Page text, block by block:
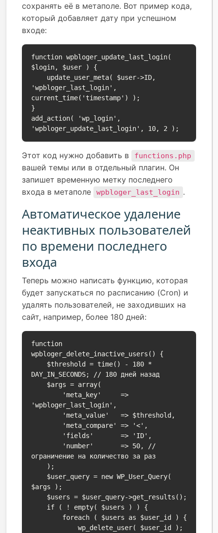
сохранять её в метаполе. Вот пример кода,
который добавляет дату при успешном
входе:
function wpbloger_update_last_login(
$login, $user ) {
'wpbloger_last_login',
current_time('timestamp') );
}
add_action( 'wp_login',
'wpbloger_update_last_login', 10, 2 );
Этот код нужно добавить в functions.php
вашей темы или в отдельный плагин. Он
запишет временную метку последнего
входа в метаполе
wpbloger_last_login .
Автоматическое удаление
неактивных пользователей
по времени последнего
входа
Теперь можно написать функцию, которая
будет запускаться по расписанию (Cron) и
удалять пользователей, не заходивших на
сайт, например, более 180 дней:
function
wpbloger_delete_inactive_users() {
DAY_IN_SECONDS; // 180 дней назад
'wpbloger_last_login',
ограничение на количество за раз
$args );
            wp_delete_user( $user_id );